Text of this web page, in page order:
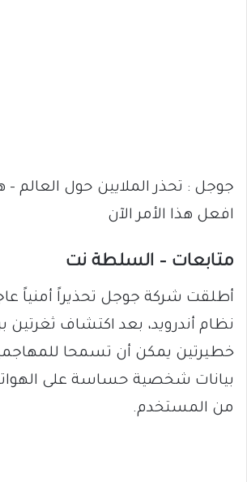
جوجل : تحذر الملايين حول العالم
افعل هذا الأمر الآن
متابعات – السلطة نت
أطلقت شركة جوجل تحذيراً أمنياً
نظام أندرويد، بعد اكتشاف ثغرتين
خطيرتين يمكن أن تسمحا
بيانات شخصية حساسة على
من المستخدم.